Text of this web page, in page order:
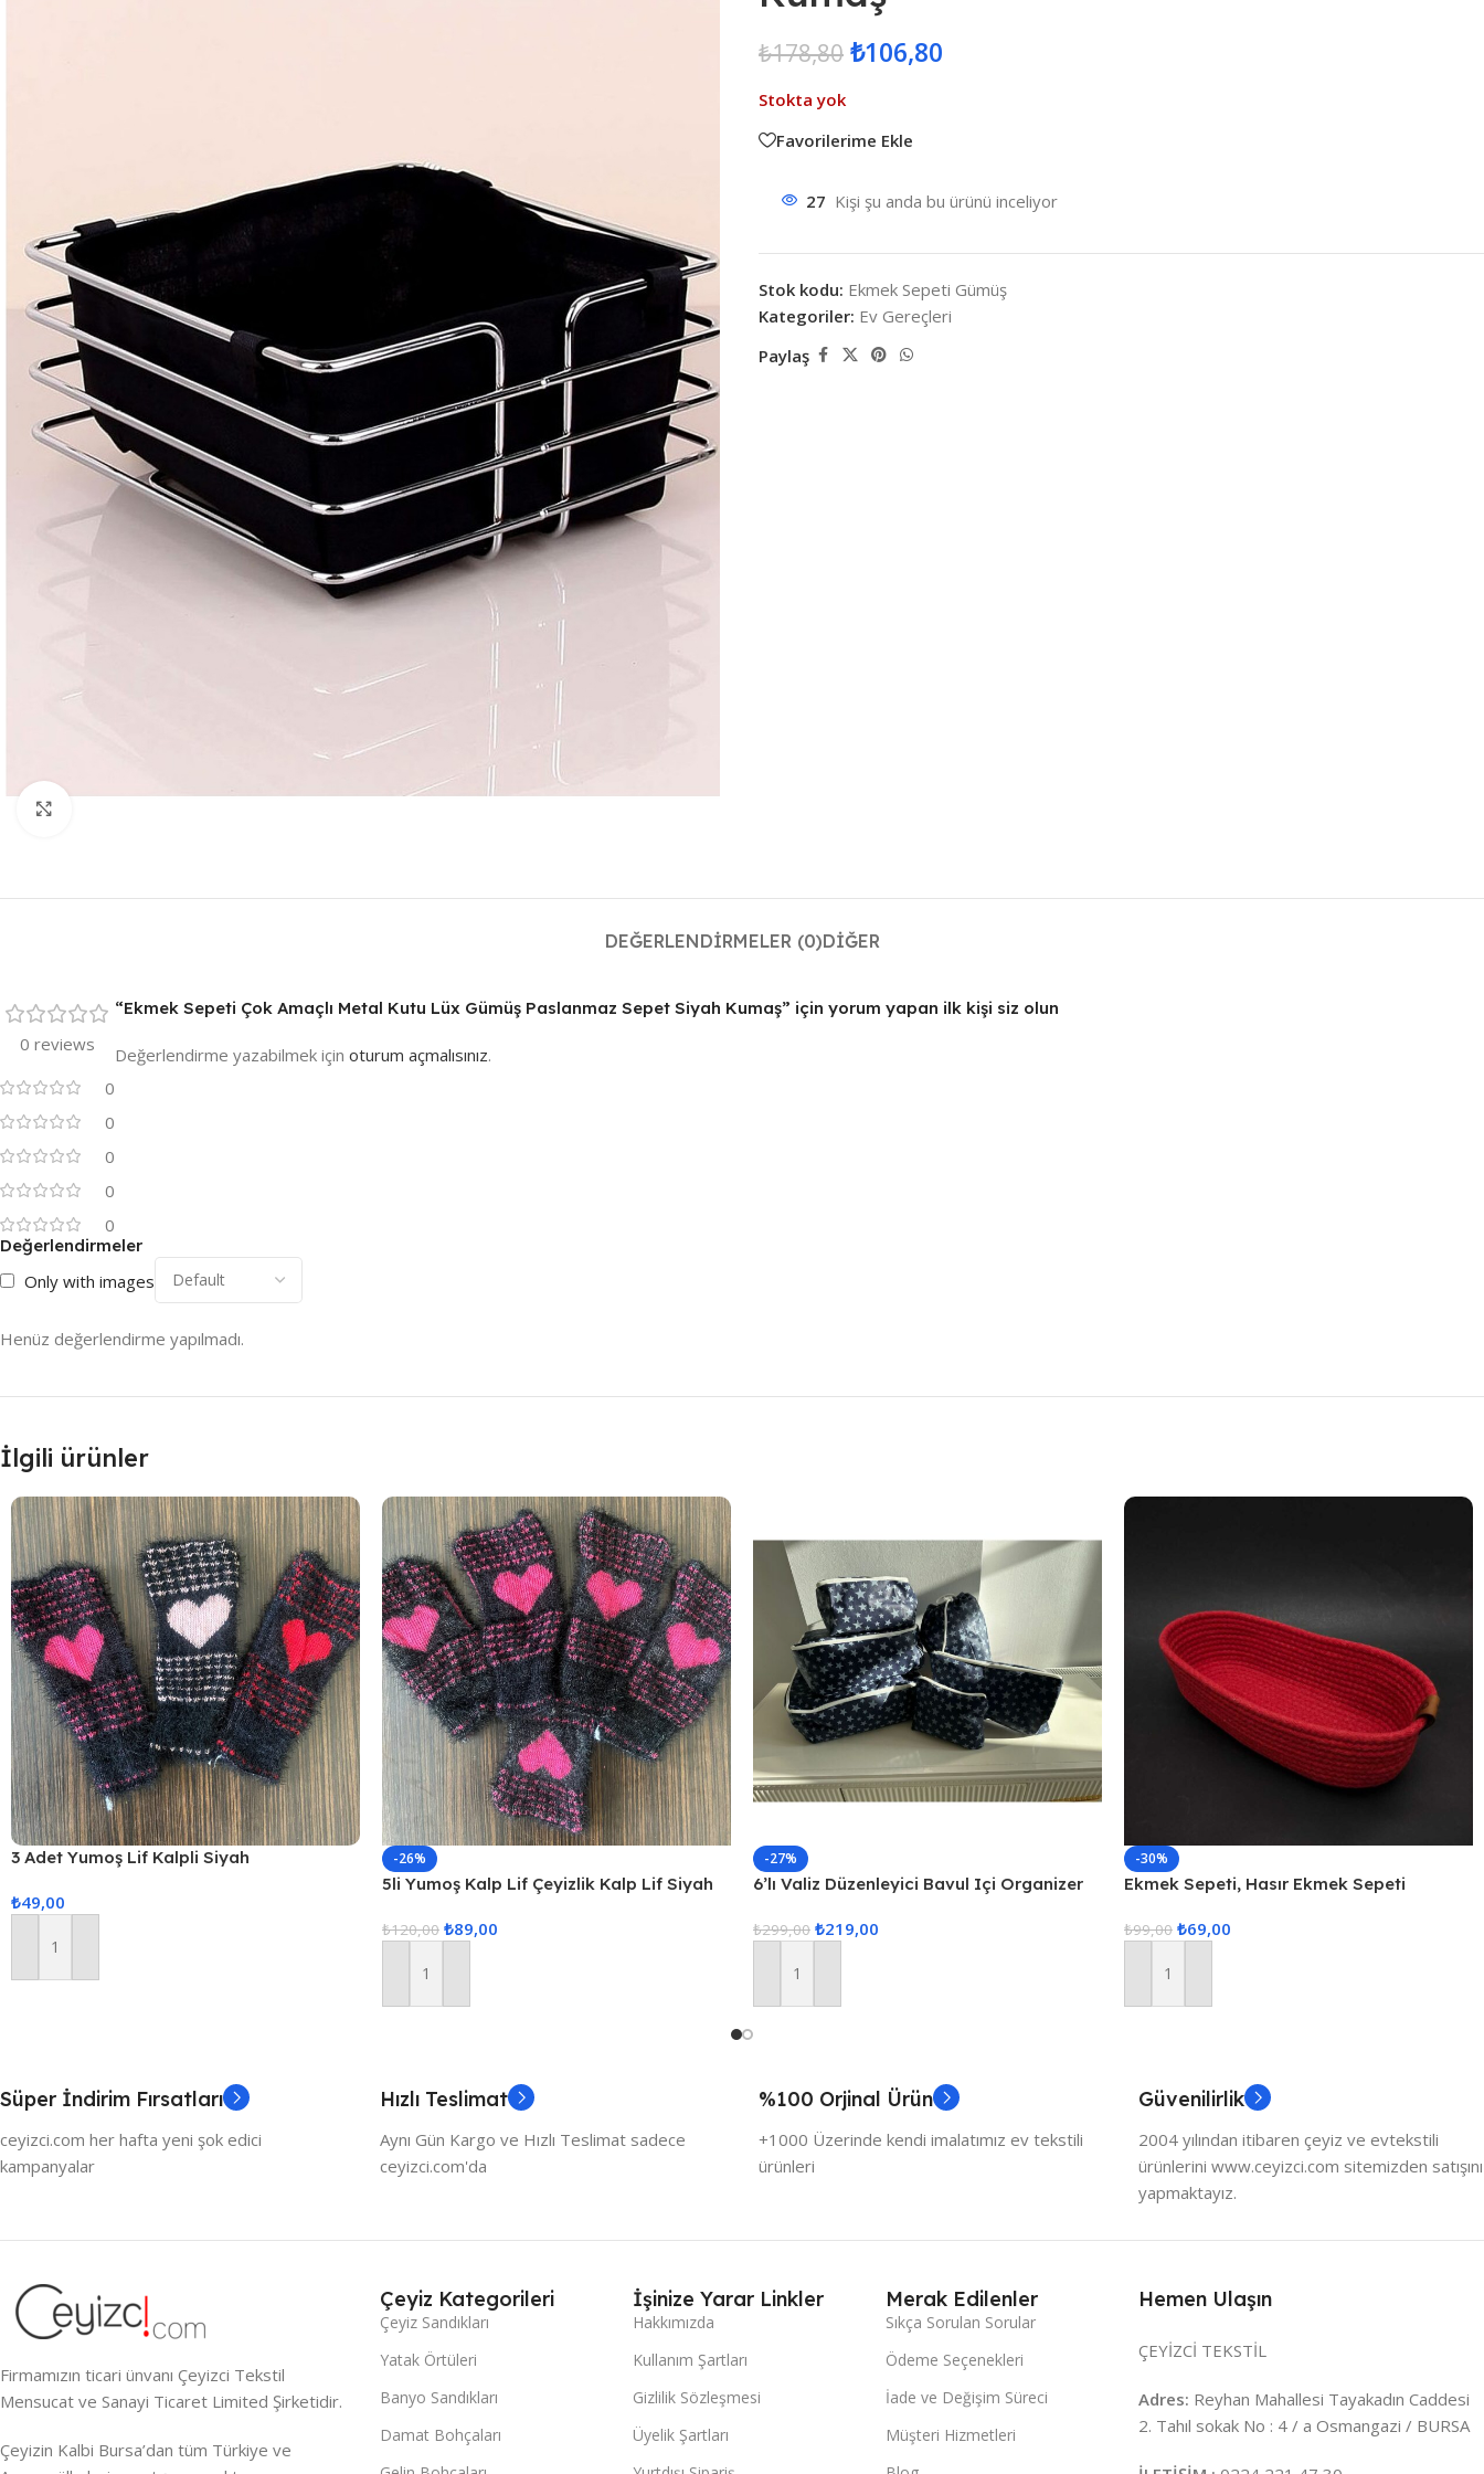
₺178,80 ₺106,80
Stokta yok
Favorilerime Ekle
27 Kişi şu anda bu ürünü inceliyor
Stok kodu: Ekmek Sepeti Gümüş
Kategoriler: Ev Gereçleri
Paylaş
DEĞERLENDIRMELER (0)DIĞER
0 reviews
0
0
0
0
0
Değerlendirmeler
Only with images
Henüz değerlendirme yapılmadı.
“Ekmek Sepeti Çok Amaçlı Metal Kutu Lüx Gümüş Paslanmaz Sepet Siyah Kumaş” için yorum yapan ilk kişi siz olun
Değerlendirme yazabilmek için oturum açmalısınız.
İlgili ürünler
3 Adet Yumoş Lif Kalpli Siyah
₺49,00
Sepete Ekle
-26%
5li Yumoş Kalp Lif Çeyizlik Kalp Lif Siyah
₺120,00 ₺89,00
Sepete Ekle
-27%
6’lı Valiz Düzenleyici Bavul Içi Organizer
₺299,00 ₺219,00
Sepete Ekle
-30%
Ekmek Sepeti, Hasır Ekmek Sepeti
₺99,00 ₺69,00
Sepete Ekle
Süper İndirim Fırsatları
ceyizci.com her hafta yeni şok edici
kampanyalar
Hızlı Teslimat
Aynı Gün Kargo ve Hızlı Teslimat sadece
ceyizci.com'da
%100 Orjinal Ürün
+1000 Üzerinde kendi imalatımız ev tekstili
ürünleri
Güvenilirlik
2004 yılından itibaren çeyiz ve evtekstili
ürünlerini www.ceyizci.com sitemizden satışını
yapmaktayız.
Firmamızın ticari ünvanı Çeyizci Tekstil
Mensucat ve Sanayi Ticaret Limited Şirketidir.
Çeyizin Kalbi Bursa’dan tüm Türkiye ve
Çeyiz Kategorileri
Çeyiz Sandıkları
Yatak Örtüleri
Banyo Sandıkları
Damat Bohçaları
İşinize Yarar Linkler
Hakkımızda
Kullanım Şartları
Gizlilik Sözleşmesi
Üyelik Şartları
Merak Edilenler
Sıkça Sorulan Sorular
Ödeme Seçenekleri
İade ve Değişim Süreci
Müşteri Hizmetleri
Hemen Ulaşın
ÇEYİZCİ TEKSTİL
Adres: Reyhan Mahallesi Tayakadın Caddesi
2. Tahıl sokak No : 4 / a Osmangazi / BURSA